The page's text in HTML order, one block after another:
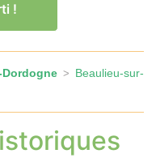
!
> Beaulieu-sur-